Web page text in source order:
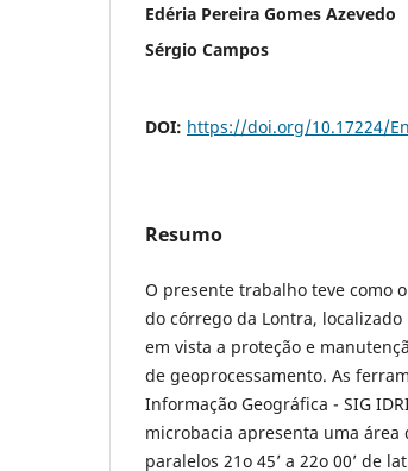
Edéria Pereira Gomes Azevedo
Sérgio Campos
DOI: https://doi.org/10.17224/
Resumo
O presente trabalho teve como
do córrego da Lontra,
em vista a proteção e
de geoprocessamento. As
Informação Geográfica - SIG
microbacia apresenta uma área
paralelos 21o 45’ a 22o 00’ de